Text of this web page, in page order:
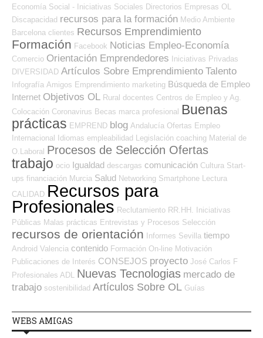
Economía Social - Iniciativas Sociales Directorios Empresas OL
Discapacidad recursos para la formación Medio Ambiente
Barcelona clientes Recursos Emprendimiento
Formación Facebook Noticias Empleo-Economía
Comercio Orientación Emprendedores
Iniciativas Privadas
DIVERSIDAD Artículos Sobre Emprendimiento Talento
Infografía Amigos Emprendimiento marketing Búsqueda de Empleo
Internet Objetivos OL Rural docentes Centros de Empleo y Ag.
Colocación Coronavirus Becas marca profesional
Buenas
prácticas EMPREND blog Andalucía Ofertas Empleo
Internacional
Idiomas empleabilidad Legislación coaching Material de
O.Laboral Procesos de Selección Ofertas
trabajo ocio Igualdad descargas comunicación Cultura Start-
ups financiación Murcia Salud Networking Smartphone
Lectura
CALIDAD Recursos para
Profesionales Reclutamiento RR.HH.
Iniciativas
Públicas Malas prácticas Entrevistas y Procesos Selección
recursos de orientación Informes Sevilla tiempo
Android Valencia contenido Formación On-line Motivación
Publicaciones de Interés CONSEJOS proyecto José Carlos F
Profesionales ADL
Nuevas Tecnologias mercado de
trabajo sostenibilidad Artículos Sobre OL Guías
WEBS AMIGAS